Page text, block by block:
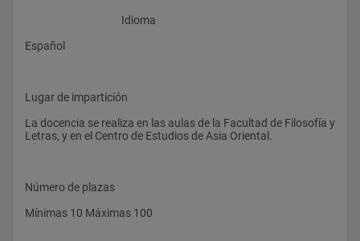
					Idioma
Español
Lugar de impartición
La docencia se realiza en las aulas de la Facultad de Filosofía y
Letras, y en el Centro de Estudios de Asia Oriental.
Número de plazas
Mínimas 10 Máximas 100